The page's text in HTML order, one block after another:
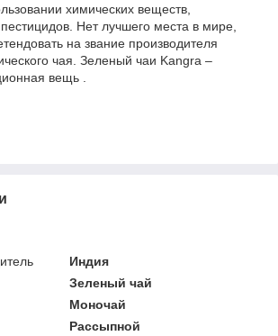
химических веществ,
Нет лучшего места в мире,
на звание производителя
чая. Зеленый чаи Kangra –
вещь .
Индия
Зеленый чай
Моночай
Рассыпной